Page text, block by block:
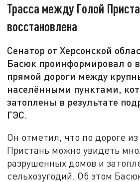
Трасса между Голой
восстановлена
Сенатор от Херсонской
Басюк проинформировал о
прямой дороги между
населёнными пунктами,
затоплены в результате
ГЭС.
Он отметил, что по дороге
Пристань можно увидеть
разрушенных домов и
сельхозугодий. Об этом